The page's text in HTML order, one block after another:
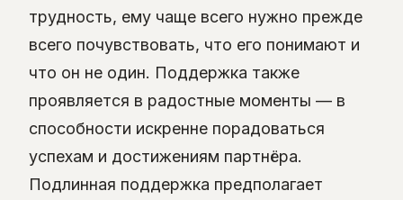
трудность, ему чаще всего нужно прежде
всего почувствовать, что его понимают и
что он не один. Поддержка также
проявляется в радостные моменты — в
способности искренне порадоваться
успехам и достижениям партнёра.
Подлинная поддержка предполагает